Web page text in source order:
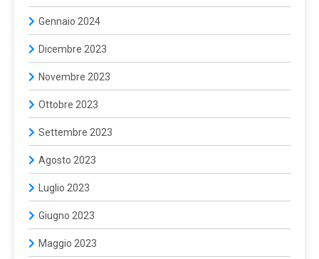
Gennaio 2024
Dicembre 2023
Novembre 2023
Ottobre 2023
Settembre 2023
Agosto 2023
Luglio 2023
Giugno 2023
Maggio 2023